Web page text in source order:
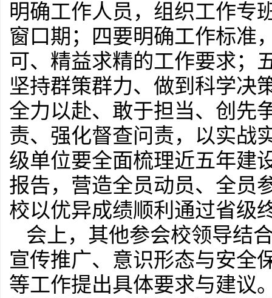
明确工作人员，组织工作专
窗口期；四要明确工作标准
可、精益求精的工作要求；
坚持群策群力、做到科学决
全力以赴、敢于担当、创先
责、强化督查问责，以实战
级单位要全面梳理近五年建
报告，营造全员动员、全员
校以优异成绩顺利通过省级
会上，其他参会校领导结
宣传推广、意识形态与安全
等工作提出具体要求与建议